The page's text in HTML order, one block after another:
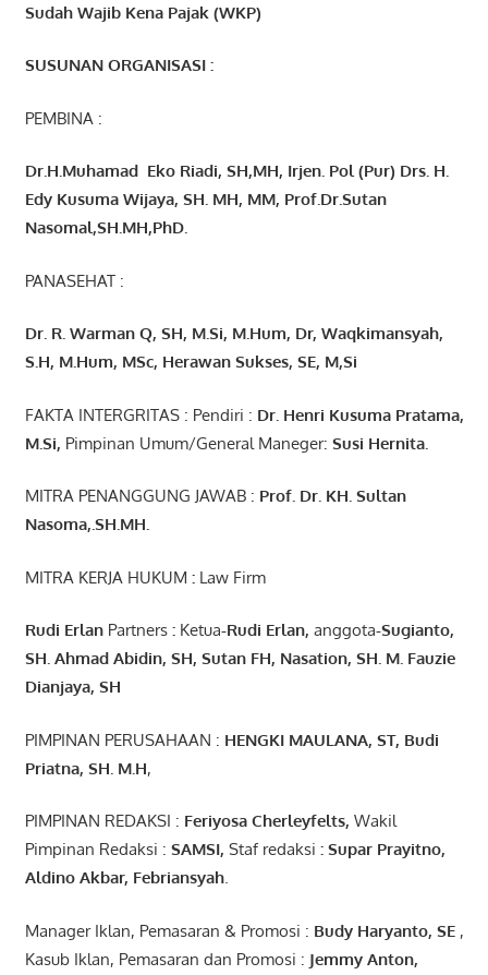
Sudah Wajib Kena Pajak (WKP)
SUSUNAN ORGANISASI :
PEMBINA :
Dr.H.Muhamad Eko Riadi, SH,MH, Irjen. Pol (Pur) Drs. H.
Edy Kusuma Wijaya, SH. MH, MM, Prof.Dr.Sutan
Nasomal,SH.MH,PhD.
PANASEHAT :
Dr. R. Warman Q, SH, M.Si, M.Hum, Dr, Waqkimansyah,
S.H, M.Hum, MSc, Herawan Sukses, SE, M,Si
FAKTA INTERGRITAS : Pendiri : Dr. Henri Kusuma Pratama,
M.Si, Pimpinan Umum/General Maneger: Susi Hernita.
MITRA PENANGGUNG JAWAB : Prof. Dr. KH. Sultan
Nasoma,.SH.MH.
MITRA KERJA HUKUM : Law Firm
Rudi ErlanPartners : Ketua-Rudi Erlan, anggota-Sugianto,
SH. Ahmad Abidin, SH, SutanFH, Nasation, SH. M. Fauzie
Dianjaya, SH
PIMPINAN PERUSAHAAN : HENGKI MAULANA, ST, Budi
Priatna, SH . M.H,
PIMPINAN REDAKSI : Feriyosa Cherleyfelts, Wakil
Pimpinan Redaksi : SAMSI, Staf redaksi : Supar Prayitno,
Aldino Akbar, Febriansyah.
Manager Iklan, Pemasaran & Promosi : Budy Haryanto, SE,
Kasub Iklan, Pemasaran dan Promosi : Jemmy Anton,